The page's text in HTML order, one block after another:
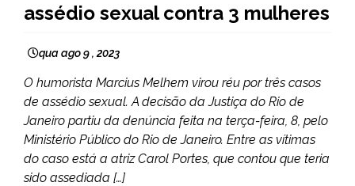
assédio sexual contra 3 mulheres
qua ago 9 , 2023
O humorista Marcius Melhem virou réu por três casos
de assédio sexual. A decisão da Justiça do Rio de
Janeiro partiu da denúncia feita na terça-feira, 8, pelo
Ministério Público do Rio de Janeiro. Entre as vítimas
do caso está a atriz Carol Portes, que contou que teria
sido assediada […]